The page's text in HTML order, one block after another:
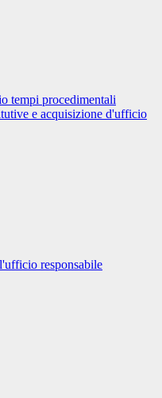
tempi procedimentali
e acquisizione d'ufficio
responsabile